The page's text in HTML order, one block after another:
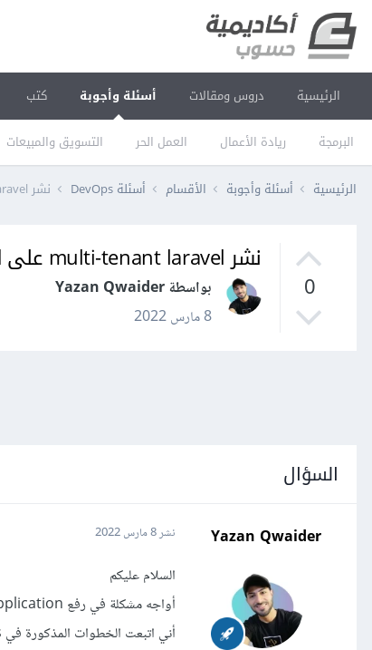
الرئيسية دروس ومقالات أسئلة وأجوبة
البرمجة ريادة الأعمال العمل الحر التسويق والمبيعات
كتب
الرئيسية أسئلة وأجوبة الأقسام أسئلة DevOps نشر multi-tenant laravel على azure cloud
0
نشر multi-tenant laravel على azure cloud
بواسطة Yazan Qwaider
8 مارس 2022
السؤال
Yazan Qwaider نشر8 مارس 2022
السلام عليكم